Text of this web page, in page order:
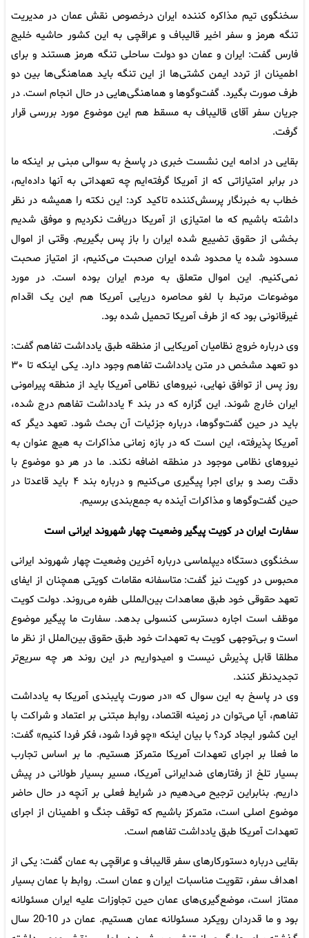
سخنگوی تیم مذاکره کننده ایران درخصوص نقش عمان در مدیریت
تنگه هرمز و سفر اخیر قالیباف و عراقچی به این کشور حاشیه خلیج
فارس گفت: ایران و عمان دو دولت ساحلی تنگه هرمز هستند و برای
اطمینان از تردد ایمن کشتی‌ها از این تنگه باید هماهنگی‌ها بین دو
طرف صورت بگیرد. گفت‌وگوها و هماهنگی‌هایی در حال انجام است. در
جریان سفر آقای قالیباف به مسقط هم این موضوع مورد بررسی قرار
گرفت.
بقایی در ادامه این نشست خبری در پاسخ به سوالی مبنی بر اینکه ما
در برابر امتیازاتی که از آمریکا گرفته‌ایم چه تعهداتی به آنها داده‌ایم،
خطاب به خبرنگار پرسش‌کننده تاکید کرد: این نکته را همیشه در نظر
داشته باشیم که ما امتیازی از آمریکا دریافت نکردیم و موفق شدیم
بخشی از حقوق تضییع‌ شده ایران را باز پس بگیریم. وقتی از اموال
مسدود شده یا محدود شده ایران صحبت می‌کنیم، از امتیاز صحبت
نمی‌کنیم. این اموال متعلق به مردم ایران بوده است. در مورد
موضوعات مرتبط با لغو محاصره دریایی آمریکا هم این یک اقدام
غیرقانونی بود که از طرف آمریکا تحمیل شده بود.
وی درباره خروج نظامیان آمریکایی از منطقه طبق یادداشت‌ تفاهم گفت:
دو تعهد مشخص در متن یادداشت تفاهم وجود دارد. یکی اینکه تا ۳۰
روز پس از توافق نهایی، نیروهای نظامی آمریکا باید از منطقه پیرامونی
ایران خارج شوند. این گزاره که در بند ۴ یادداشت تفاهم درج شده،
باید در حین گفت‌وگوها، درباره جزئیات آن بحث شود. تعهد دیگر که
آمریکا پذیرفته، این است که در بازه زمانی مذاکرات به هیچ عنوان به
نیروهای نظامی موجود در منطقه اضافه نکند. ما در هر دو موضوع با
دقت رصد و برای اجرا پیگیری می‌کنیم و درباره بند ۴ باید قاعدتا در
حین گفت‌وگوها و مذاکرات آینده به جمع‌بندی برسیم.
سفارت ایران در کویت پیگیر وضعیت چهار شهروند ایرانی است
سخنگوی دستگاه دیپلماسی درباره آخرین وضعیت چهار شهروند ایرانی
محبوس در کویت نیز گفت: متاسفانه مقامات کویتی همچنان از ایفای
تعهد حقوقی خود طبق معاهدات بین‌المللی طفره می‌روند. دولت کویت
موظف است اجاره دسترسی کنسولی بدهد. سفارت ما پیگیر موضوع
است و بی‌توجهی کویت به تعهدات خود طبق حقوق بین‌الملل از نظر ما
مطلقا قابل پذیرش نیست و امیدواریم در این روند هر چه سریع‌تر
تجدیدنظر کنند.
وی در پاسخ به این سوال که «در صورت پایبندی آمریکا به یادداشت‌
تفاهم، آیا می‌توان در زمینه اقتصاد، روابط مبتنی بر اعتماد و شراکت با
این کشور ایجاد کرد؟ با بیان اینکه «چو فردا شود، فکر فردا کنیم» گفت:
ما فعلا بر اجرای تعهدات آمریکا متمرکز هستیم. ما بر اساس تجارب
بسیار تلخ از رفتارهای ضدایرانی آمریکا، مسیر بسیار طولانی در پیش
داریم. بنابراین ترجیح می‌دهیم در شرایط فعلی بر آنچه در حال حاضر
موضوع اصلی است، متمرکز باشیم که توقف جنگ و اطمینان از اجرای
تعهدات آمریکا طبق یادداشت‌ تفاهم است.
بقایی درباره دستورکارهای سفر قالیباف و عراقچی به عمان گفت: یکی از
اهداف سفر، تقویت مناسبات ایران و عمان است. روابط با عمان بسیار
ممتاز است، موضع‌گیری‌های عمان حین تجاوزات علیه ایران مسئولانه
بود و ما قدردان رویکرد مسئولانه عمان هستیم. عمان در 10-20 سال